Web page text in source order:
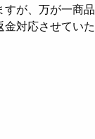
が、万が一商品
対応させていた